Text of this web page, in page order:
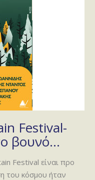
Festival-
βουνό…
Festival είναι προ
του κόσμου ήταν